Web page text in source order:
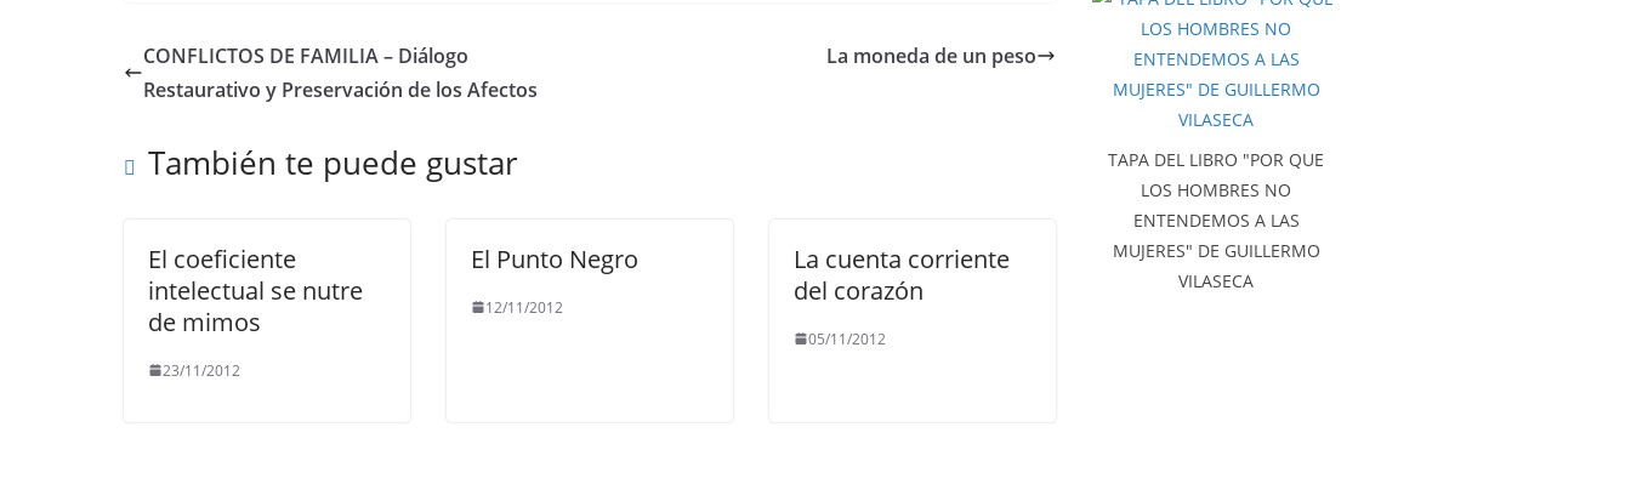
e
b
o
er l s
A
p
gr
a
y
Li
k
CONFLICTOS DE FAMILIA – Diálogo
Restaurativo y Preservación de los Afectos
La moneda de un peso
También te puede gustar
El coeficiente
intelectual se nutre
de mimos
23/11/2012
El Punto Negro
12/11/2012
La cuenta corriente
del corazón
05/11/2012
TAPA DEL LIBRO "POR QUE
LOS HOMBRES NO
ENTENDEMOS A LAS
MUJERES" DE GUILLERMO
VILASECA